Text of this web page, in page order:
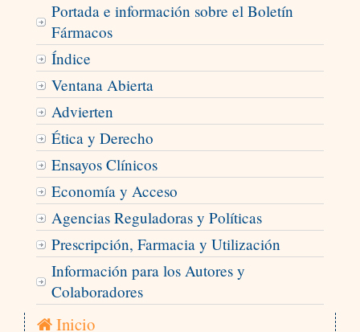
Portada e información sobre el Boletín
Fármacos
Índice
Ventana Abierta
Advierten
Ética y Derecho
Ensayos Clínicos
Economía y Acceso
Agencias Reguladoras y Políticas
Prescripción, Farmacia y Utilización
Información para los Autores y
Colaboradores
Inicio